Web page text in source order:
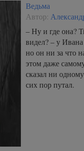
Ведьма
Автор:
– Ну и где она?
видел? – у
но он ни за что
этом даже
сказал ни
сих пор путал.